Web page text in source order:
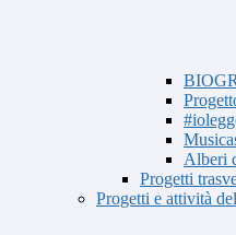
Alberi
Progetti
Progetti e attività